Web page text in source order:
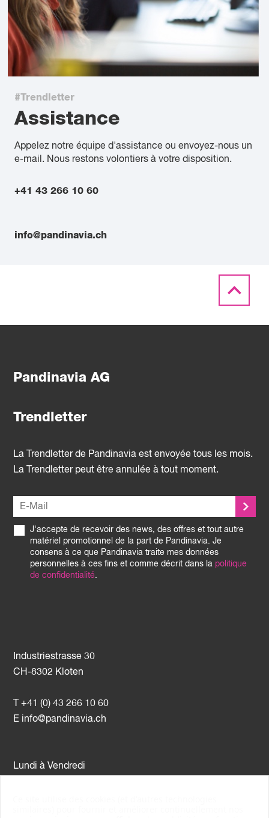
#Trendletter
Assistance
Appelez notre équipe d'assistance ou envoyez-nous un
e-mail. Nous restons volontiers à votre disposition.
+41 43 266 10 60
info@pandinavia.ch
Pandinavia AG
Trendletter
Industriestrasse 30
CH-8302 Kloten
T +41 (0) 43 266 10 60
E info@pandinavia.ch
Lundi à Vendredi
La Trendletter de Pandinavia est envoyée tous les mois.
La Trendletter peut être annulée à tout moment.
J'accepte de recevoir des news, des offres et tout autre
matériel promotionnel de la part de Pandinavia. Je
consens à ce que Pandinavia traite mes données
personnelles à ces fins et comme décrit dans la politique
de confidentialité.